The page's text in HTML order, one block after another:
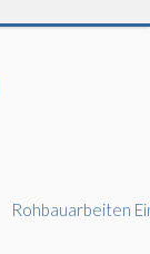
Rohbauarbeiten